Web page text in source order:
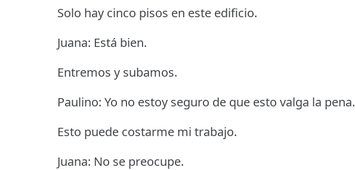
Solo hay cinco pisos en este edificio.
Juana: Está bien.
Entremos y subamos.
Paulino: Yo no estoy seguro de que esto valga la pena.
Esto puede costarme mi trabajo.
Juana: No se preocupe.